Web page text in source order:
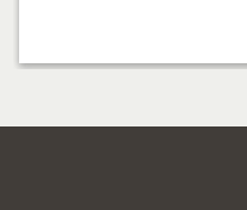
Prijs